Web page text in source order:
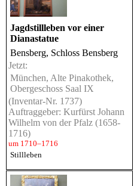
Jagdstillleben vor einer
Dianastatue
Bensberg, Schloss Bensberg
Jetzt:
München, Alte Pinakothek,
Obergeschoss Saal IX
(Inventar-Nr. 1737)
Auftraggeber: Kurfürst Johann
Wilhelm von der Pfalz (1658-
1716)
um 1710–1716
Stillleben